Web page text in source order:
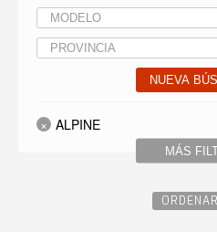
NUEVA
MÁS
ALPINE